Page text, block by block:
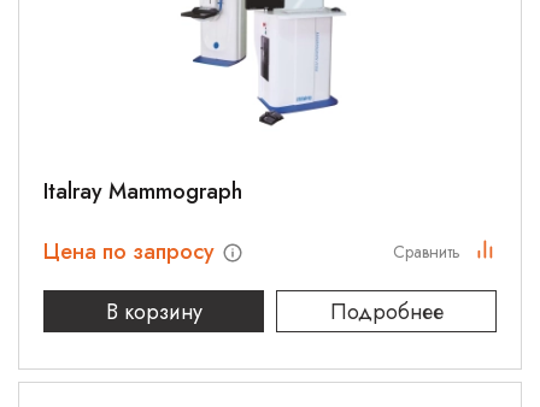
Italray Mammograph
Цена по запросу
В корзину
Подробнее
Сравнить